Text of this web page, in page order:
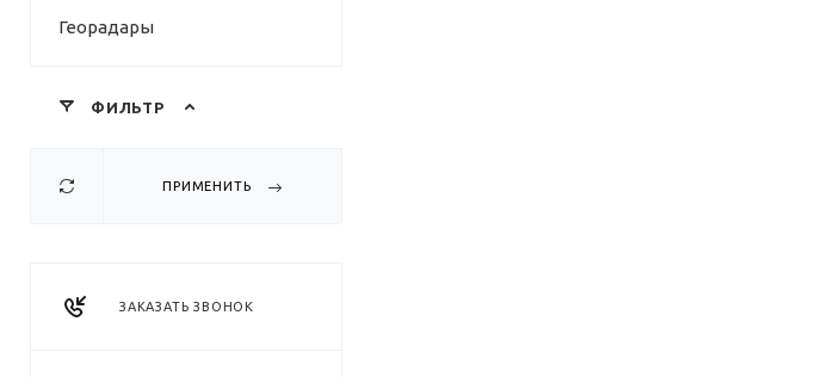
Георадары
ФИЛЬТР
ПРИМЕНИТЬ
ЗАКАЗАТЬ ЗВОНОК